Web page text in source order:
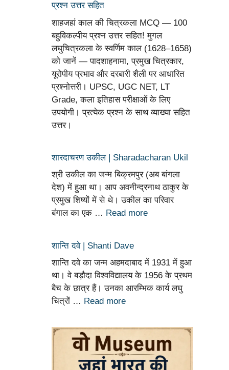
प्रश्न उत्तर सहित
शाहजहां काल की चित्रकला MCQ — 100
बहुविकल्पीय प्रश्न उत्तर सहित! मुगल
लघुचित्रकला के स्वर्णिम काल (1628–1658)
को जानें — पादशाहनामा, प्रमुख चित्रकार,
यूरोपीय प्रभाव और दरबारी शैली पर आधारित
प्रश्नोत्तरी। UPSC, UGC NET, LT
Grade, कला इतिहास परीक्षाओं के लिए
उपयोगी। प्रत्येक प्रश्न के साथ व्याख्या सहित
उत्तर।
शारदाचरण उकील | Sharadacharan Ukil
श्री उकील का जन्म बिक्रमपुर (अब बांगला
देश) में हुआ था। आप अवनीन्द्रनाथ ठाकुर के
प्रमुख शिष्यों में से थे। उकील का परिवार
बंगाल का एक … Read more
शान्ति दवे | Shanti Dave
शान्ति दवे का जन्म अहमदाबाद में 1931 में हुआ
था। वे बड़ौदा विश्वविद्यालय के 1956 के प्रथम
बैच के छात्र हैं। उनका आरम्भिक कार्य लघु
चित्रों … Read more